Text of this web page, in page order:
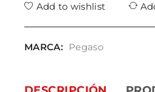
Add to wishlist
MARCA: Pegaso